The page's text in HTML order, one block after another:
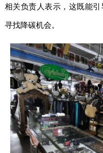
相关负责人表示，这既能
寻找降碳机会。